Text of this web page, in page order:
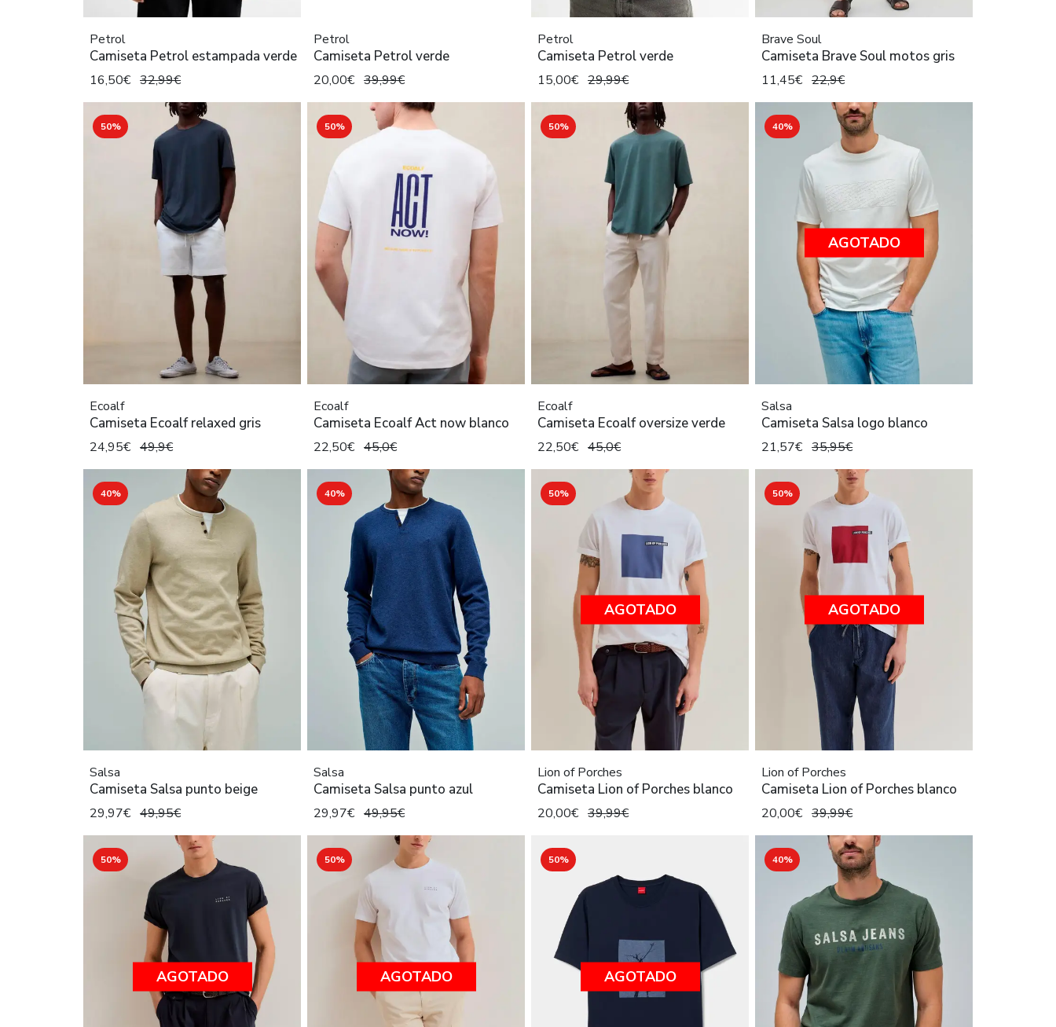
Petrol
Camiseta Petrol estampada verde
16,50€ 32,99€
Petrol
Camiseta Petrol verde
20,00€ 39,99€
Petrol
Camiseta Petrol verde
15,00€ 29,99€
Brave Soul
Camiseta Brave Soul motos gris
11,45€ 22,9€
50%
Ecoalf
Camiseta Ecoalf relaxed gris
24,95€ 49,9€
50%
Ecoalf
Camiseta Ecoalf Act now blanco
22,50€ 45,0€
50%
Ecoalf
Camiseta Ecoalf oversize verde
22,50€ 45,0€
40%
AGOTADO
Salsa
Camiseta Salsa logo blanco
21,57€ 35,95€
40%
Salsa
Camiseta Salsa punto beige
29,97€ 49,95€
40%
Salsa
Camiseta Salsa punto azul
29,97€ 49,95€
50%
AGOTADO
Lion of Porches
Camiseta Lion of Porches blanco
20,00€ 39,99€
50%
AGOTADO
Lion of Porches
Camiseta Lion of Porches blanco
20,00€ 39,99€
50%
AGOTADO
50%
AGOTADO
50%
AGOTADO
40%